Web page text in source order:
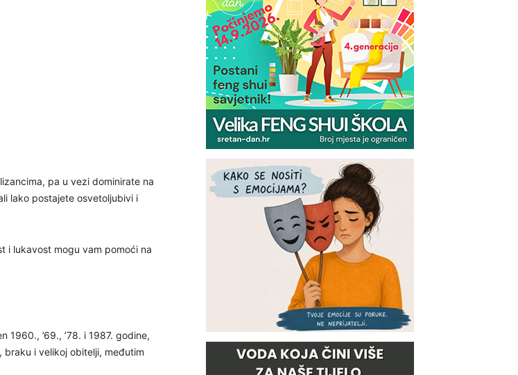
pa u vezi dominirate na
lako postajete osvetoljubivi i
i lukavost mogu vam pomoći na
1960., ’69., ’78. i 1987. godine,
i velikoj obitelji, međutim